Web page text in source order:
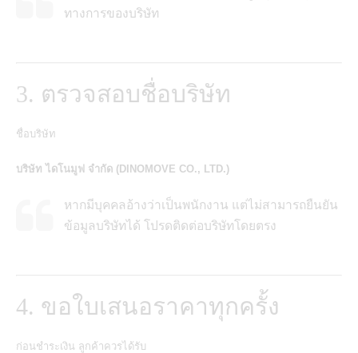
ทางการของบริษัท
3. ตรวจสอบชื่อบริษัท
ชื่อบริษัท
บริษัท ไดโนมูฟ จำกัด (DINOMOVE CO., LTD.)
หากมีบุคคลอ้างว่าเป็นพนักงาน แต่ไม่สามารถยืนยัน
ข้อมูลบริษัทได้ โปรดติดต่อบริษัทโดยตรง
4. ขอใบเสนอราคาทุกครั้ง
ก่อนชำระเงิน ลูกค้าควรได้รับ